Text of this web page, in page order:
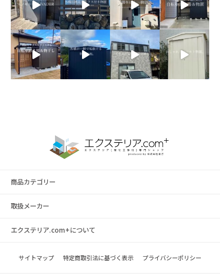
商品カテゴリー
取扱メーカー
エクステリア.com+について
サイトマップ 特定商取引法に基づく表示 プライバシーポリシー